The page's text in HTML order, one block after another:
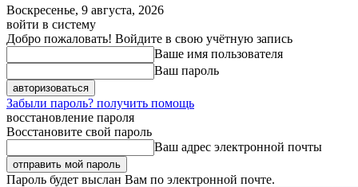
Воскресенье, 9 августа, 2026
войти в систему
Добро пожаловать! Войдите в свою учётную запись
Ваше имя пользователя
Ваш пароль
Забыли пароль? получить помощь
восстановление пароля
Восстановите свой пароль
Ваш адрес электронной почты
Пароль будет выслан Вам по электронной почте.